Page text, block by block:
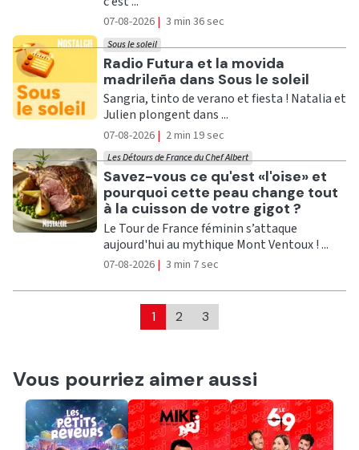
07-08-2026 | 3 min 36 sec
Ecouter
Radio Futura et la movida
madrileña dans Sous le soleil
Sous le soleil
Sangria, tinto de verano et fiesta ! Natalia et
Julien plongent dans ...
07-08-2026 | 2 min 19 sec
Ecouter
Savez-vous ce qu'est «l'oise» et
pourquoi cette peau change tout
à la cuisson de votre gigot ?
Les Détours de France du Chef Albert
Le Tour de France féminin s’attaque
aujourd'hui au mythique Mont Ventoux ! ...
07-08-2026 | 3 min 7 sec
1 2 3
Vous pourriez aimer aussi